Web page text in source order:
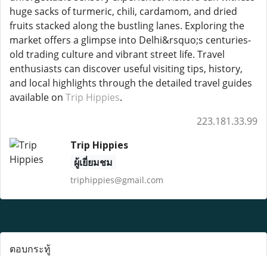
huge sacks of turmeric, chili, cardamom, and dried
fruits stacked along the bustling lanes. Exploring the
market offers a glimpse into Delhi&rsquo;s centuries-
old trading culture and vibrant street life. Travel
enthusiasts can discover useful visiting tips, history,
and local highlights through the detailed travel guides
available on Trip Hippies.
223.181.33.99
Trip Hippies
ผู้เยี่ยมชม
triphippies@gmail.com
ตอบกระทู้